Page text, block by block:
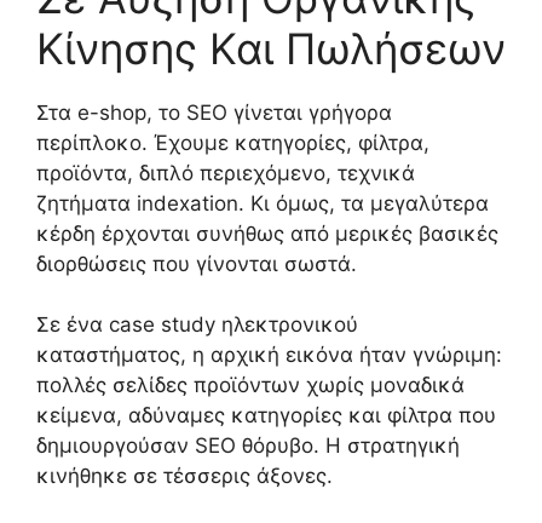
Κίνησης Και Πωλήσεων
Στα e-shop, το SEO γίνεται γρήγορα
περίπλοκο. Έχουμε κατηγορίες, φίλτρα,
προϊόντα, διπλό περιεχόμενο, τεχνικά
ζητήματα indexation. Κι όμως, τα μεγαλύτερα
κέρδη έρχονται συνήθως από μερικές βασικές
διορθώσεις που γίνονται σωστά.
Σε ένα case study ηλεκτρονικού
καταστήματος, η αρχική εικόνα ήταν γνώριμη:
πολλές σελίδες προϊόντων χωρίς μοναδικά
κείμενα, αδύναμες κατηγορίες και φίλτρα που
δημιουργούσαν SEO θόρυβο. Η στρατηγική
κινήθηκε σε τέσσερις άξονες.